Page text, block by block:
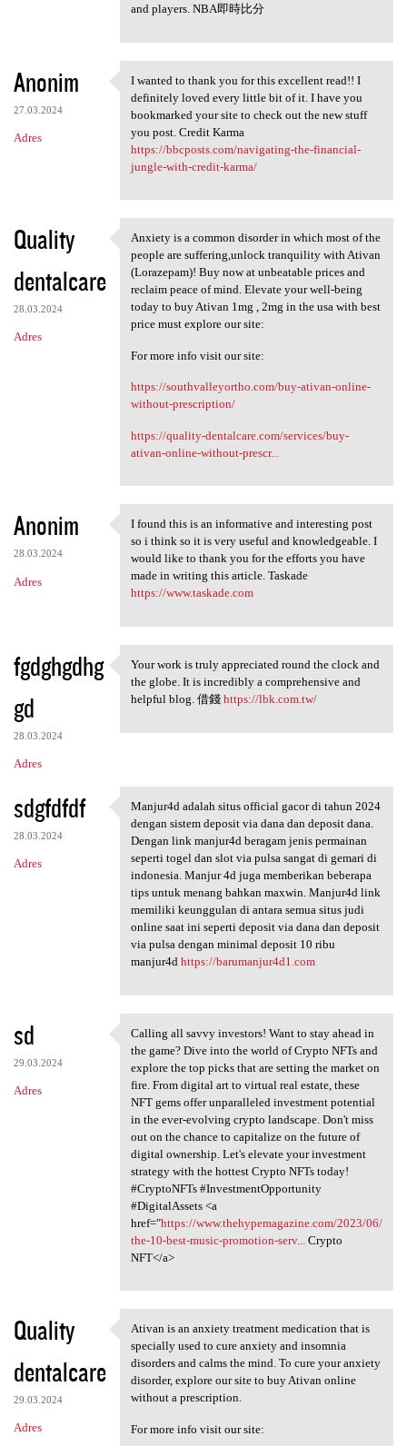
and players. NBA即時比分
Anonim
27.03.2024
Adres
I wanted to thank you for
I wanted to thank you for this excellent read!! I
definitely loved every little bit of it. I have you
bookmarked your site to check out the new stuff
you post. Credit Karma
https://bbcposts.com/navigating-the-financial-
jungle-with-credit-karma/
Quality
dentalcare
28.03.2024
Adres
Anxiety is a common disorder
Anxiety is a common disorder in which most of the
people are suffering,unlock tranquility with Ativan
(Lorazepam)! Buy now at unbeatable prices and
reclaim peace of mind. Elevate your well-being
today to buy Ativan 1mg , 2mg in the usa with best
price must explore our site:
For more info visit our site:
https://southvalleyortho.com/buy-ativan-online-
without-prescription/
https://quality-dentalcare.com/services/buy-
ativan-online-without-prescr...
Anonim
28.03.2024
Adres
I found this is an
I found this is an informative and interesting post
so i think so it is very useful and knowledgeable. I
would like to thank you for the efforts you have
made in writing this article. Taskade
https://www.taskade.com
fgdghgdhg
gd
28.03.2024
Adres
Your work is truly
Your work is truly appreciated round the clock and
the globe. It is incredibly a comprehensive and
helpful blog. 借錢 https://lbk.com.tw/
sdgfdfdf
28.03.2024
Adres
Manjur4d adalah situs
Manjur4d adalah situs official gacor di tahun 2024
dengan sistem deposit via dana dan deposit dana.
Dengan link manjur4d beragam jenis permainan
seperti togel dan slot via pulsa sangat di gemari di
indonesia. Manjur 4d juga memberikan beberapa
tips untuk menang bahkan maxwin. Manjur4d link
memiliki keunggulan di antara semua situs judi
online saat ini seperti deposit via dana dan deposit
via pulsa dengan minimal deposit 10 ribu
manjur4d https://barumanjur4d1.com
sd
29.03.2024
Adres
Calling all savvy investors!
Calling all savvy investors! Want to stay ahead in
the game? Dive into the world of Crypto NFTs and
explore the top picks that are setting the market on
fire. From digital art to virtual real estate, these
NFT gems offer unparalleled investment potential
in the ever-evolving crypto landscape. Don't miss
out on the chance to capitalize on the future of
digital ownership. Let's elevate your investment
strategy with the hottest Crypto NFTs today!
#CryptoNFTs #InvestmentOpportunity
#DigitalAssets <a
href="https://www.thehypemagazine.com/2023/06/
the-10-best-music-promotion-serv...
Crypto
NFT</a>
Quality
dentalcare
29.03.2024
Adres
Ativan is an anxiety
Ativan is an anxiety treatment medication that is
specially used to cure anxiety and insomnia
disorders and calms the mind. To cure your anxiety
disorder, explore our site to buy Ativan online
without a prescription.
For more info visit our site: